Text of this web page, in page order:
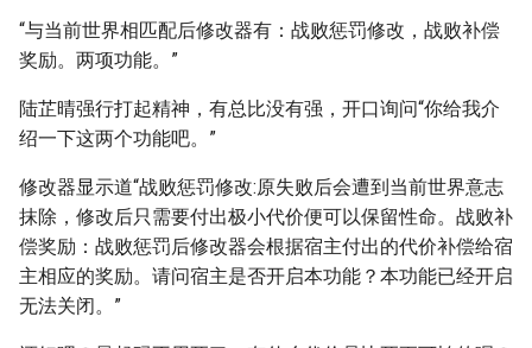
“与当前世界相匹配后修改器有：战败惩罚修改，战败补偿
奖励。两项功能。”
陆芷晴强行打起精神，有总比没有强，开口询问“你给我介
绍一下这两个功能吧。”
修改器显示道“战败惩罚修改:原失败后会遭到当前世界意志
抹除，修改后只需要付出极小代价便可以保留性命。战败补
偿奖励：战败惩罚后修改器会根据宿主付出的代价补偿给宿
主相应的奖励。请问宿主是否开启本功能？本功能已经开启
无法关闭。”